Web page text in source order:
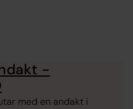
-
med en andakt i